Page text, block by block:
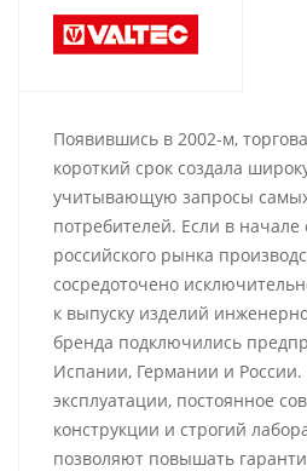
Появившись в 2002-м,
короткий срок создала
учитывающую запросы
потребителей. Если в начале
российского рынка
сосредоточено
к выпуску изделий
бренда подключились
Испании, Германии и
эксплуатации, постоянное
конструкции и строгий
позволяют повышать